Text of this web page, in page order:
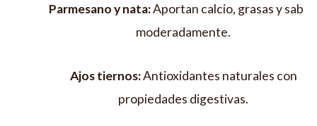
Parmesano y nata:Aportan calcio, grasas y sabor,
moderadamente.
Ajos tiernos:Antioxidantes naturales con
propiedades digestivas.